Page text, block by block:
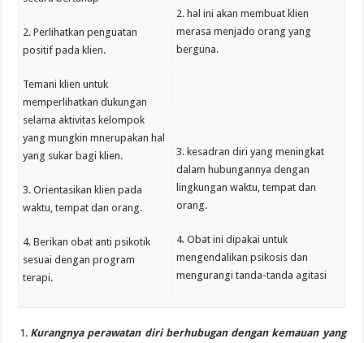
2. Perlihatkan penguatan
positif pada klien.
Temani klien untuk
memperlihatkan dukungan
selama aktivitas kelompok
yang mungkin mnerupakan hal
yang sukar bagi klien.
3. Orientasikan klien pada
waktu, tempat dan orang.
4. Berikan obat anti psikotik
sesuai dengan program
terapi.
2. hal ini akan membuat klien
merasa menjado orang yang
berguna.
3. kesadran diri yang meningkat
dalam hubungannya dengan
lingkungan waktu, tempat dan
orang.
4. Obat ini dipakai untuk
mengendalikan psikosis dan
mengurangi tanda-tanda agitasi
Kurangnya perawatan diri berhubugan dengan kemauan yang